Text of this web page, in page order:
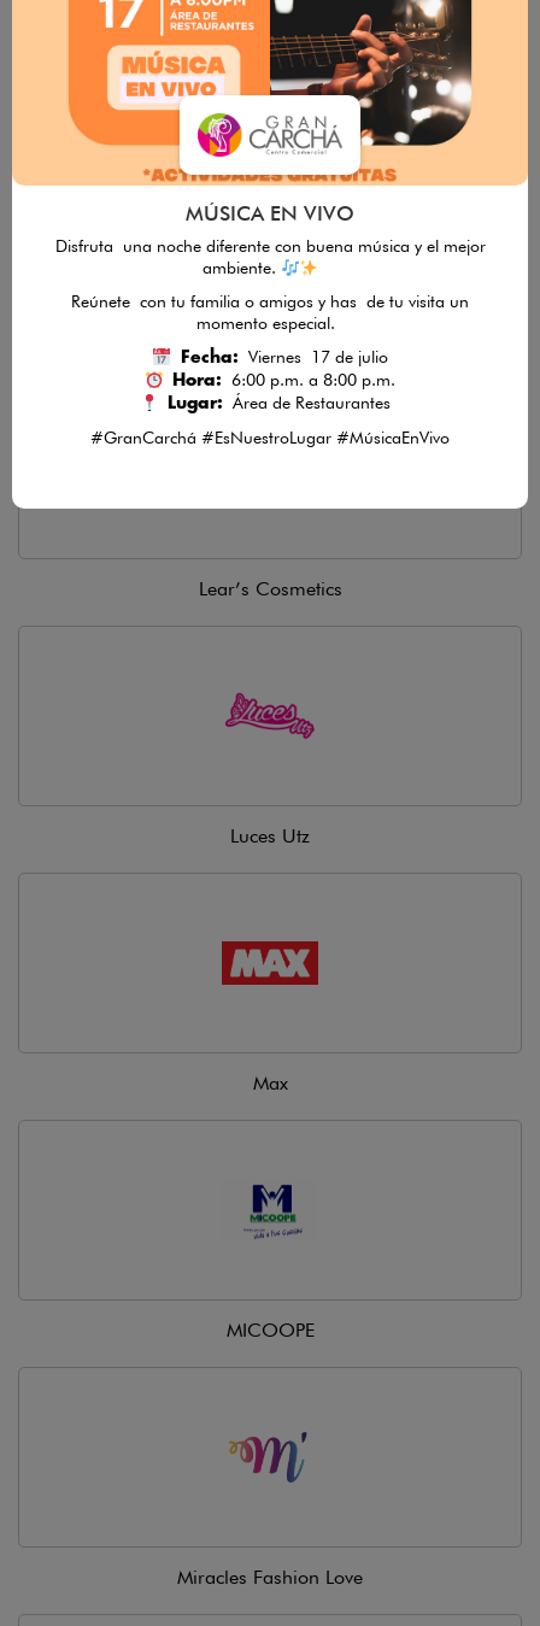
La Curacao
Lear’s Cosmetics
Luces Utz
Max
MICOOPE
Miracles Fashion Love
MÚSICA EN VIVO
Disfruta una noche diferente con buena música y el mejor
ambiente.
Reúnete con tu familia o amigos y has de tu visita un
momento especial.
Fecha: Viernes 17 de julio
Hora: 6:00 p.m. a 8:00 p.m.
Lugar: Área de Restaurantes
#GranCarchá #EsNuestroLugar #MúsicaEnVivo